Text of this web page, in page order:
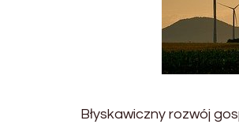
Błyskawiczny rozwój